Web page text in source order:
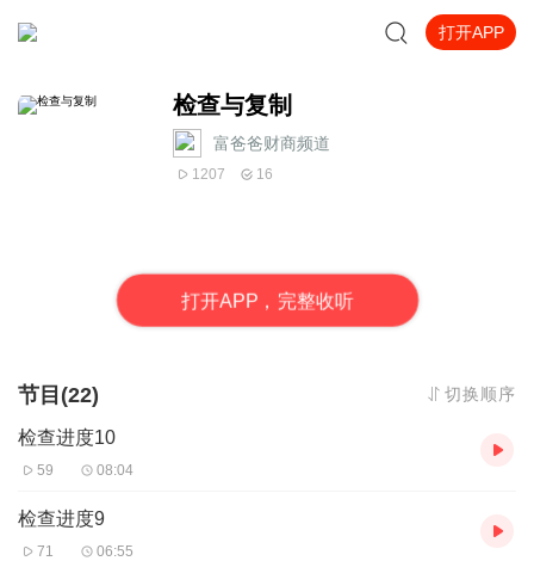
打开APP
检查与复制
富爸爸财商频道
1207 16
打开APP，完整收听
节目(22) 切换顺序
检查进度10
59 08:04
检查进度9
71 06:55